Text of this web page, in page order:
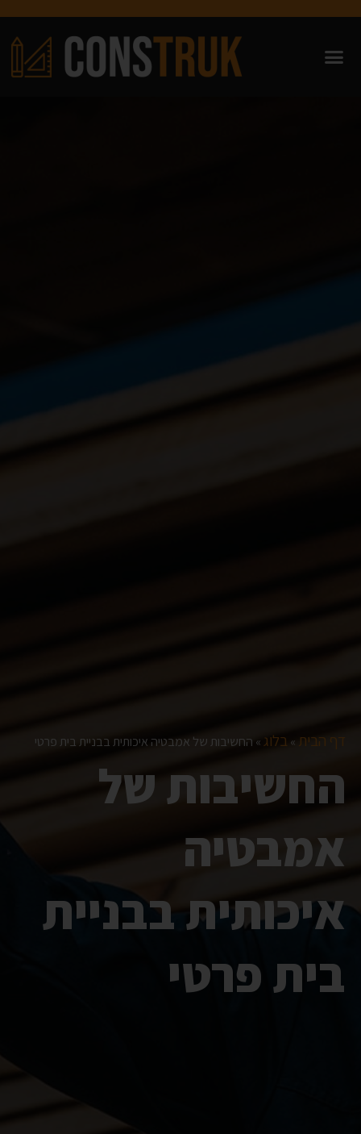
דף הבית »בלוג» החשיבות של אמבטיה איכותית בבניית בית פרטי
החשיבות של
אמבטיה
איכותית בבניית
בית פרטי